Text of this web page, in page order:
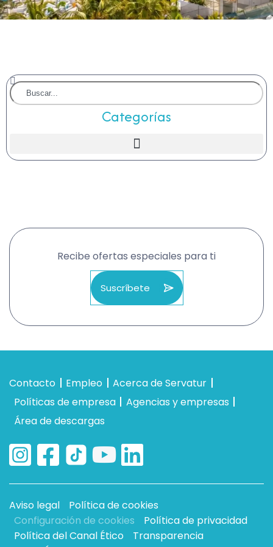
Categorías
Recibe ofertas especiales para ti
Suscríbete
Contacto Empleo
Acerca de Servatur
Políticas de empresa
Agencias y empresas
Área de descargas
Aviso legal
Política de cookies
Configuración de cookies
Política de privacidad
Política del Canal Ético
Transparencia